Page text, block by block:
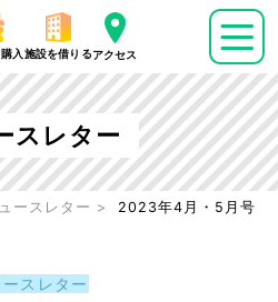
入 施設を借りるアクセス
スレター
ースレター 2023年4月・5月号
ースレター